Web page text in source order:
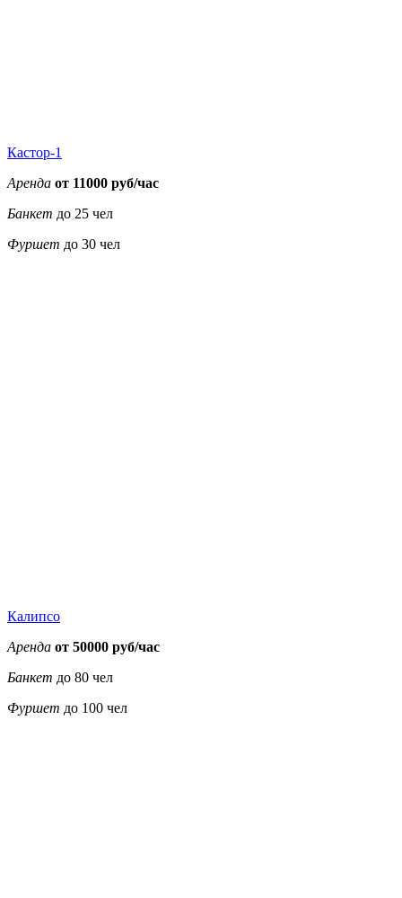
Кастор-1
Аренда от 11000 руб/час
Банкет до 25 чел
Фуршет до 30 чел
Калипсо
Аренда от 50000 руб/час
Банкет до 80 чел
Фуршет до 100 чел